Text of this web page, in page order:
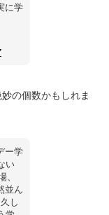
に学
の個数かもしれま
ー学
い
並ん
し